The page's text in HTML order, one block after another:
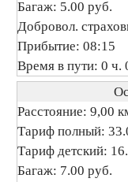
Багаж: 5.00 руб.
Добровол.
Прибытие: 08:15
Время в пути: 0 ч.
Расстояние: 9,00
Тариф полный:
Тариф детский:
Багаж: 7.00 руб.